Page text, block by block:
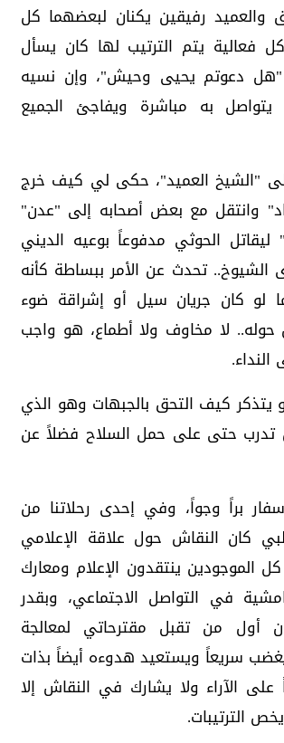
والعميد رفيقين يكنان لبعضهما كل
فعالية يتم الترتيب لها كان يسأل
"هل دعوتم يحيى وحيش"، وإن نسيه
يتواصل به مباشرة ويفاجئ الجميع
"الشيخ العميد"، حكى لي كيف خرج
وانتقل مع بعض أصحابه إلى "عدن"
الحوثي مدفوعاً بوعيه الديني
الشيوخ.. تحدث عن الأمر ببساطة كأنه
لو كان جريان سيل أو إشراقة ضوء
حوله.. لا مخاوف ولا أطماع، هو واجب
كيف التحق بالجبهات وهو الذي
تدرب حتى على حمل السلاح فضلاً عن
براً وجواً، وفي إحدى رحلاتنا من
كان النقاش حول علاقة الإعلامي
كل الموجودين ينتقدون الإعلام ومعارك
في التواصل الاجتماعي، وبقدر
أول من تقبل مقترحاتي لمعالجة
سريعاً ويستعيد هدوءه أيضاً بذات
على الآراء ولا يشارك في النقاش إلا
الترتيبات.